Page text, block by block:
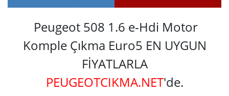
Peugeot 508 1.6 e-Hdi Motor
Komple Çıkma Euro5 EN UYGUN
FİYATLARLA
PEUGEOTCIKMA.NET'de.